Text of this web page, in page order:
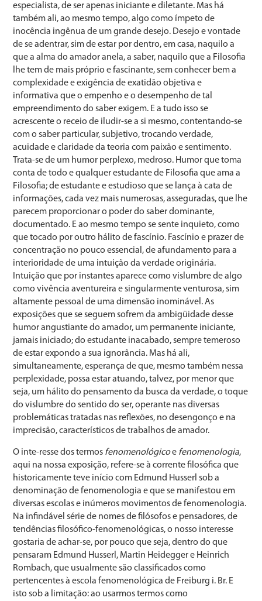
especialista, de ser apenas iniciante e diletante. Mas há
também ali, ao mesmo tempo, algo como ímpeto de
inocência ingênua de um grande desejo. Desejo e vontade
de se adentrar, sim de estar por dentro, em casa, naquilo a
que a alma do amador anela, a saber, naquilo que a Filosofia
lhe tem de mais próprio e fascinante, sem conhecer bem a
complexidade e exigência de exatidão objetiva e
informativa que o empenho e o desempenho de tal
empreendimento do saber exigem. E a tudo isso se
acrescente o receio de iludir-se a si mesmo, contentando-se
com o saber particular, subjetivo, trocando verdade,
acuidade e claridade da teoria com paixão e sentimento.
Trata-se de um humor perplexo, medroso. Humor que toma
conta de todo e qualquer estudante de Filosofia que ama a
Filosofia; de estudante e estudioso que se lança à cata de
informações, cada vez mais numerosas, asseguradas, que lhe
parecem proporcionar o poder do saber dominante,
documentado. E ao mesmo tempo se sente inquieto, como
que tocado por outro hálito de fascínio. Fascínio e prazer de
concentração no pouco essencial, de afundamento para a
interioridade de uma intuição da verdade originária.
Intuição que por instantes aparece como vislumbre de algo
como vivência aventureira e singularmente venturosa, sim
altamente pessoal de uma dimensão inominável. As
exposições que se seguem sofrem da ambigüidade desse
humor angustiante do amador, um permanente iniciante,
jamais iniciado; do estudante inacabado, sempre temeroso
de estar expondo a sua ignorância. Mas há ali,
simultaneamente, esperança de que, mesmo também nessa
perplexidade, possa estar atuando, talvez, por menor que
seja, um hálito do pensamento da busca da verdade, o toque
do vislumbre do sentido do ser, operante nas diversas
problemáticas tratadas nas reflexões, no desengonço e na
imprecisão, característicos de trabalhos de amador.
O inte-resse dos termos fenomenológicoe fenomenologia,
aqui na nossa exposição, refere-se à corrente filosófica que
historicamente teve início com Edmund Husserl sob a
denominação de fenomenologia e que se manifestou em
diversas escolas e inúmeros movimentos de fenomenologia.
Na infindável série de nomes de filósofos e pensadores, de
tendências filosófico-fenomenológicas, o nosso interesse
gostaria de achar-se, por pouco que seja, dentro do que
pensaram Edmund Husserl, Martin Heidegger e Heinrich
Rombach, que usualmente são classificados como
pertencentes à escola fenomenológica de Freiburg i. Br. E
isto sob a limitação: ao usarmos termos como